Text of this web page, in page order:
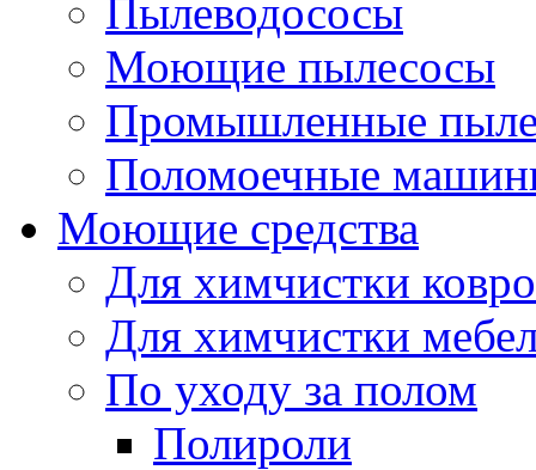
Пылеводососы
Моющие пылесосы
Промышленные
Поломоечные
Моющие средства
Для химчистки
Для химчистки
По уходу за полом
Полироли